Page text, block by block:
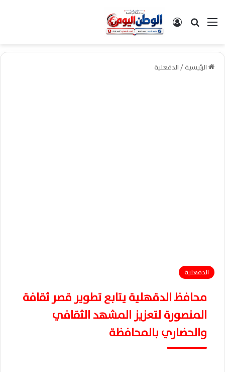
القائمةبحث عن تسجيل الدخول
الرئيسية/الدقهلية
الدقهلية
محافظ الدقهلية يتابع تطوير قصر ثقافة
المنصورة لتعزيز المشهد الثقافي
والحضاري بالمحافظة